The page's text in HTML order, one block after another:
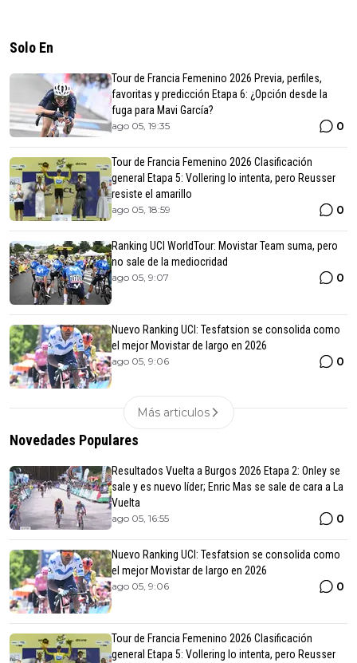
Solo En
Tour de Francia Femenino 2026 Previa, perfiles,
favoritas y predicción Etapa 6: ¿Opción desde la
fuga para Mavi García?
ago 05, 19:35 0
Tour de Francia Femenino 2026 Clasificación
general Etapa 5: Vollering lo intenta, pero Reusser
resiste el amarillo
ago 05, 18:59 0
Ranking UCI WorldTour: Movistar Team suma, pero
no sale de la mediocridad
ago 05, 9:07 0
Nuevo Ranking UCI: Tesfatsion se consolida como
el mejor Movistar de largo en 2026
ago 05, 9:06 0
Más articulos
Novedades Populares
Resultados Vuelta a Burgos 2026 Etapa 2: Onley se
sale y es nuevo líder; Enric Mas se sale de cara a La
Vuelta
ago 05, 16:55 0
Nuevo Ranking UCI: Tesfatsion se consolida como
el mejor Movistar de largo en 2026
ago 05, 9:06 0
Tour de Francia Femenino 2026 Clasificación
general Etapa 5: Vollering lo intenta, pero Reusser